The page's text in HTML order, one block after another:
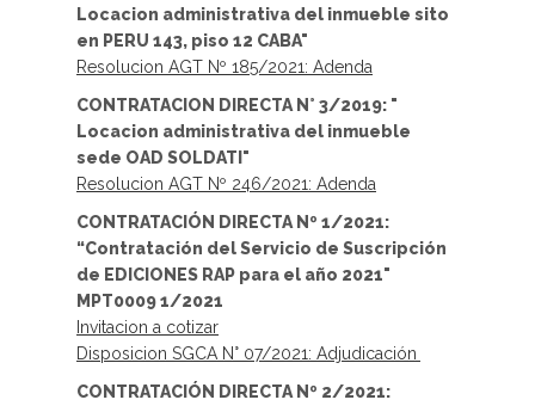
Locacion administrativa del inmueble sito
en PERU 143, piso 12 CABA"
Resolucion AGT Nº 185/2021: Adenda
CONTRATACION DIRECTA N° 3/2019: "
Locacion administrativa del inmueble
sede OAD SOLDATI"
Resolucion AGT Nº 246/2021: Adenda
CONTRATACIÓN DIRECTA Nº 1/2021:
“Contratación del Servicio de Suscripción
de EDICIONES RAP para el año 2021"
MPT0009 1/2021
Invitacion a cotizar
Disposicion SGCA N° 07/2021: Adjudicación
CONTRATACIÓN DIRECTA Nº 2/2021: